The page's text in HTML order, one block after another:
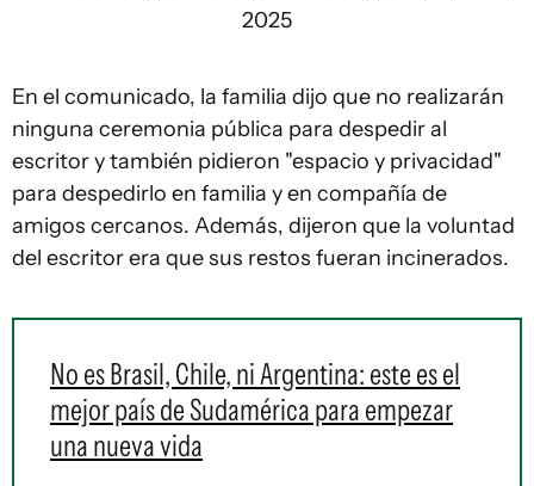
2025
En el comunicado, la familia dijo que no realizarán
ninguna ceremonia pública para despedir al
escritor y también pidieron "espacio y privacidad"
para despedirlo en familia y en compañía de
amigos cercanos. Además, dijeron que la voluntad
del escritor era que sus restos fueran incinerados.
No es Brasil, Chile, ni Argentina: este es el
mejor país de Sudamérica para empezar
una nueva vida